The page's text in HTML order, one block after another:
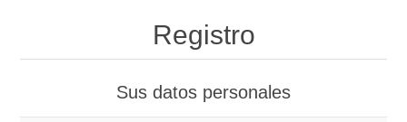
Registro
Sus datos personales